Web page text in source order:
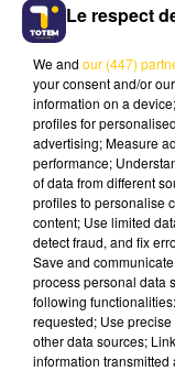
Lecture
15 décembre
L'INFO DU
À 06H29
L'info du Lot à
Le respect
We and our (447)
your consent and/or
information on a
profiles for
advertising; Measure
performance;
of data from different
profiles to personalise
content; Use limited
detect fraud, and fix
Save and
process personal data
following
requested; Use
other data sources;
information transmitted